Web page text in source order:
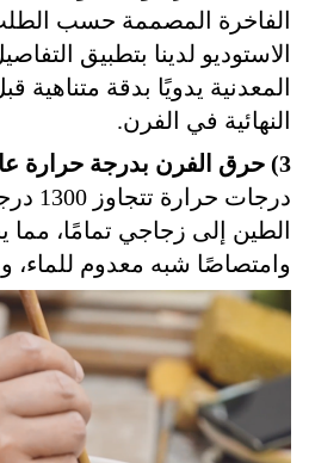
الفاخرة المصممة حسب
الاستوديو لدينا بتطبيق
المعدنية يدويًا بدقة متناهية
النهائية في الفرن.
3) حرق الفرن بدرجة حرارة عالية:
الطين إلى زجاجي تمامًا،
وامتصاصًا شبه معدوم للماء،